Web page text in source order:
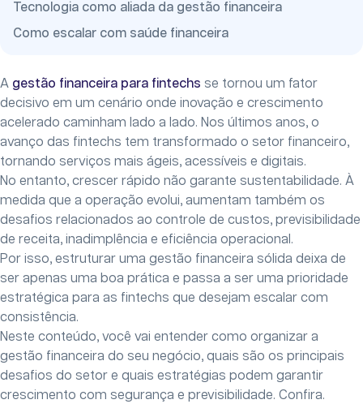
Tecnologia como aliada da gestão financeira
Como escalar com saúde financeira
A gestão financeira para fintechs se tornou um fator
decisivo em um cenário onde inovação e crescimento
acelerado caminham lado a lado. Nos últimos anos, o
avanço das fintechs tem transformado o setor financeiro,
tornando serviços mais ágeis, acessíveis e digitais.
No entanto, crescer rápido não garante sustentabilidade. À
medida que a operação evolui, aumentam também os
desafios relacionados ao controle de custos, previsibilidade
de receita, inadimplência e eficiência operacional.
Por isso, estruturar uma gestão financeira sólida deixa de
ser apenas uma boa prática e passa a ser uma prioridade
estratégica para as fintechs que desejam escalar com
consistência.
Neste conteúdo, você vai entender como organizar a
gestão financeira do seu negócio, quais são os principais
desafios do setor e quais estratégias podem garantir
crescimento com segurança e previsibilidade. Confira.